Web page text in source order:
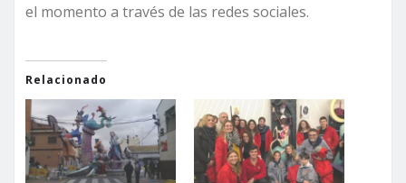
el momento a través de las redes sociales.
Relacionado